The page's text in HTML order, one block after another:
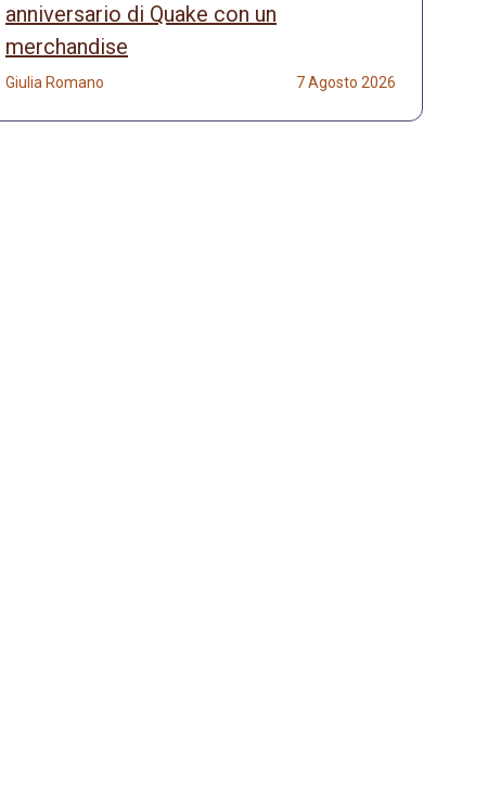
anniversario di Quake con un
merchandise
Giulia Romano 7 Agosto 2026